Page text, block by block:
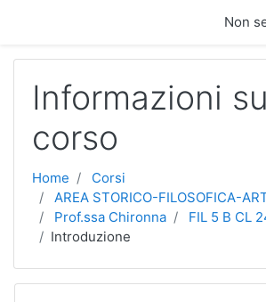
Non
Informazioni
corso
Home
Corsi
AREA STORICO-FILOSOFICA-
Prof.ssa Chironna
FIL 5 B CL
Introduzione